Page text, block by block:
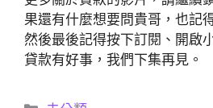
果還有什麼想要問貴哥，也記
然後最後記得按下訂閱、開啟
貸款有好事，我們下集再見。